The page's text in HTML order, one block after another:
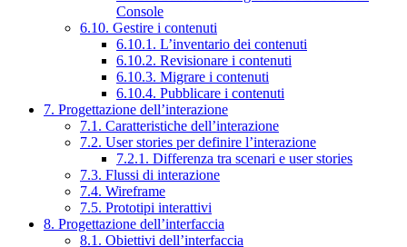
Console
6.10. Gestire i contenuti
6.10.1. L’inventario dei contenuti
6.10.2. Revisionare i contenuti
6.10.3. Migrare i contenuti
6.10.4. Pubblicare i contenuti
7. Progettazione dell’interazione
7.1. Caratteristiche dell’interazione
7.2. User stories per definire l’interazione
7.2.1. Differenza tra scenari e user stories
7.3. Flussi di interazione
7.4. Wireframe
7.5. Prototipi interattivi
8. Progettazione dell’interfaccia
8.1. Obiettivi dell’interfaccia